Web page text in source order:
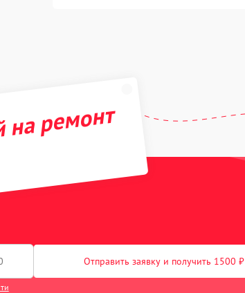
ремонт
Отправить заявку и получить 1500 ₽